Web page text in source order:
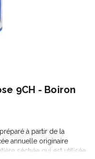
9CH - Boiron
à partir de la
annuelle originaire
séchée qui est utilisée